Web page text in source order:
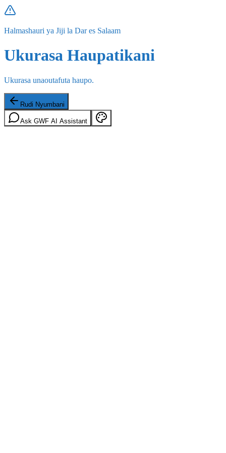
Halmashauri ya Jiji la Dar es Salaam
Ukurasa Haupatikani
Ukurasa unaoutafuta haupo.
Rudi Nyumbani
Ask GWF AI Assistant